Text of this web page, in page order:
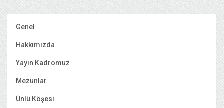
Genel
Hakkımızda
Yayın Kadromuz
Mezunlar
Ünlü Köşesi